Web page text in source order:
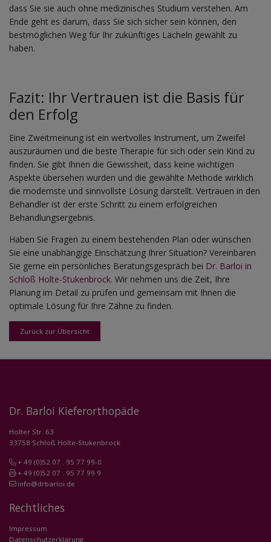
Zurück zur Übersicht
dass Sie sie auch ohne medizinisches Studium verstehen. Am
Ende geht es darum, dass Sie sich sicher sein können, den
bestmöglichen Weg für Ihr zukünftiges Lächeln gewählt zu
haben.
Fazit: Ihr Vertrauen ist die Basis für
den Erfolg
Eine Zweitmeinung ist ein wertvolles Instrument, um Zweifel
auszuräumen und die beste Therapie für sich oder sein Kind zu
finden. Sie gibt Ihnen die Gewissheit, dass keine wichtigen
Aspekte übersehen wurden und die gewählte Methode wirklich
die modernste und sinnvollste Lösung darstellt. Vertrauen in den
Behandler ist der erste Schritt zu einem erfolgreichen
Behandlungsergebnis.
Haben Sie Fragen zu einem bestehenden Plan oder wünschen
Sie eine unabhängige Einschätzung Ihrer Situation? Vereinbaren
Sie gerne ein persönliches Beratungsgespräch bei Dr. Barloi in
Schloß Holte-Stukenbrock. Wir nehmen uns die Zeit, Ihre
Planung im Detail zu prüfen und gemeinsam mit Ihnen die
optimale Lösung für Ihre Zähne zu finden.
Dr. Barloi Kieferorthopäde
Holter Str. 63
33758 Schloß Holte-Stukenbrock
+ 49 (0)52 07 . 95 77 99-0
+ 49 (0)52 07 . 95 77 99 9
info@drbarloi.de
Rechtliches
Impressum
Datenschutzerklärung